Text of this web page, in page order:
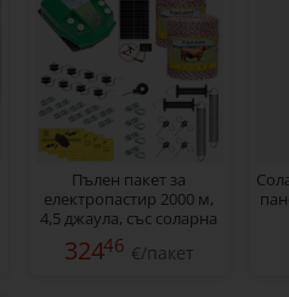
Пълен пакет за
електропастир 2000 м,
4,5 джаула, със соларна
система, за домашни
животни
32446 €/пакет